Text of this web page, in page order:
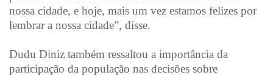
nossa cidade, e hoje, mais um vez estamos felizes por
lembrar a nossa cidade”, disse.
Dudu Diniz também ressaltou a importância da
participação da população nas decisões sobre